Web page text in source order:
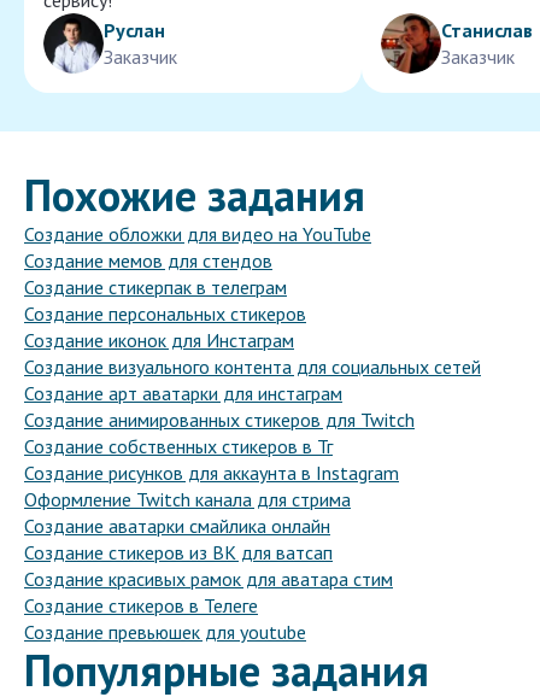
Руслан
Заказчик
Станислав
Заказчик
Похожие задания
Создание обложки для видео на YouTube
Создание мемов для стендов
Создание стикерпак в телеграм
Создание персональных стикеров
Создание иконок для Инстаграм
Создание визуального контента для социальных сетей
Создание арт аватарки для инстаграм
Создание анимированных стикеров для Twitch
Создание собственных стикеров в Тг
Создание рисунков для аккаунта в Instagram
Оформление Twitch канала для стрима
Создание аватарки смайлика онлайн
Создание стикеров из ВК для ватсап
Создание красивых рамок для аватара стим
Создание стикеров в Телеге
Создание превьюшек для youtube
Популярные задания